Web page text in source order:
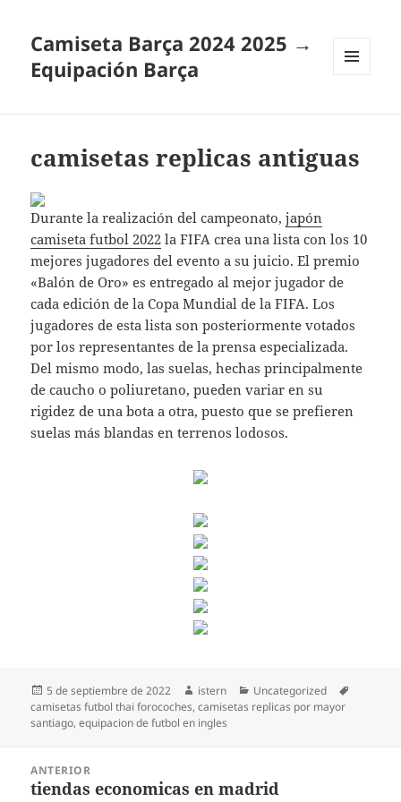
Camiseta Barça 2024 2025 →
Equipación Barça
camisetas replicas antiguas
Durante la realización del campeonato,japón
camiseta futbol 2022 la FIFA crea una lista con los 10
mejores jugadores del evento a su juicio. El premio
«Balón de Oro» es entregado al mejor jugador de
cada edición de la Copa Mundial de la FIFA. Los
jugadores de esta lista son posteriormente votados
por los representantes de la prensa especializada.
Del mismo modo, las suelas, hechas principalmente
de caucho o poliuretano, pueden variar en su
rigidez de una bota a otra, puesto que se prefieren
suelas más blandas en terrenos lodosos.
Publicado
el
5 de septiembre de 2022 Autor
istern Categorías
Uncategorized
camisetas futbol thai forocoches,camisetas replicas por mayor
santiago,equipacion de futbol en ingles
ANTERIOR
Entrada
tiendas economicas en madrid